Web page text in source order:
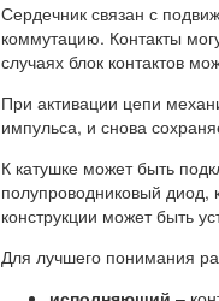
Сердечник связан с
коммутацию. Контакты
случаях блок контактов
При активации цепи
импульса, и снова
К катушке может быть
полупроводниковый диод,
конструкции может быть
Для лучшего понимания